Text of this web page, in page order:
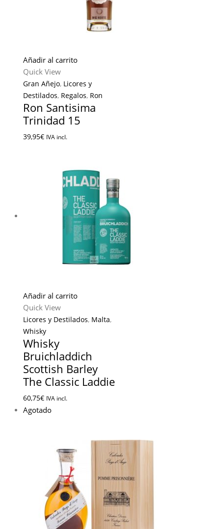
Añadir al carrito
Quick View
Gran Añejo, Licores y
Destilados, Regalos, Ron
Ron Santisima
Trinidad 15
39,95€ IVA incl.
Añadir al carrito
Quick View
Licores y Destilados, Malta,
Whisky
Whisky
Bruichladdich
Scottish Barley
The Classic Laddie
60,75€ IVA incl.
Agotado